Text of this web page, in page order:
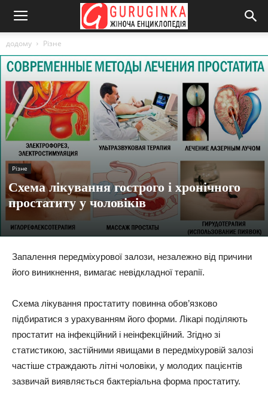
додому Різне
Різне
Схема лікування гострого і хронічного
простатиту у чоловіків
Запалення передміхурової залози, незалежно від причини
його виникнення, вимагає невідкладної терапії.
Схема лікування простатиту повинна обов’язково
підбиратися з урахуванням його форми. Лікарі поділяють
простатит на інфекційний і неінфекційний. Згідно зі
статистикою, застійними явищами в передміхуровій залозі
частіше страждають літні чоловіки, у молодих пацієнтів
зазвичай виявляється бактеріальна форма простатиту.